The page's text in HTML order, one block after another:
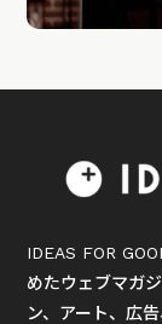
IDEAS FOR
めたウェブマガ
ン、アート、広